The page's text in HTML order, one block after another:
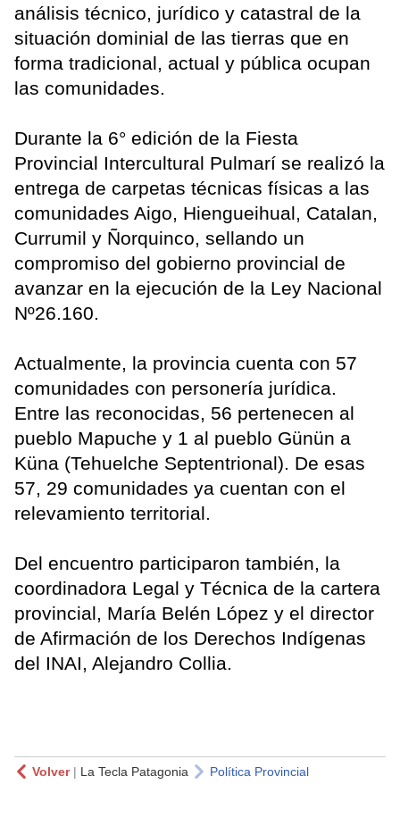
análisis técnico, jurídico y catastral de la
situación dominial de las tierras que en
forma tradicional, actual y pública ocupan
las comunidades.
Durante la 6° edición de la Fiesta
Provincial Intercultural Pulmarí se realizó la
entrega de carpetas técnicas físicas a las
comunidades Aigo, Hiengueihual, Catalan,
Currumil y Ñorquinco, sellando un
compromiso del gobierno provincial de
avanzar en la ejecución de la Ley Nacional
Nº26.160.
Actualmente, la provincia cuenta con 57
comunidades con personería jurídica.
Entre las reconocidas, 56 pertenecen al
pueblo Mapuche y 1 al pueblo Günün a
Küna (Tehuelche Septentrional). De esas
57, 29 comunidades ya cuentan con el
relevamiento territorial.
Del encuentro participaron también, la
coordinadora Legal y Técnica de la cartera
provincial, María Belén López y el director
de Afirmación de los Derechos Indígenas
del INAI, Alejandro Collia.
Volver| La Tecla Patagonia Política Provincial